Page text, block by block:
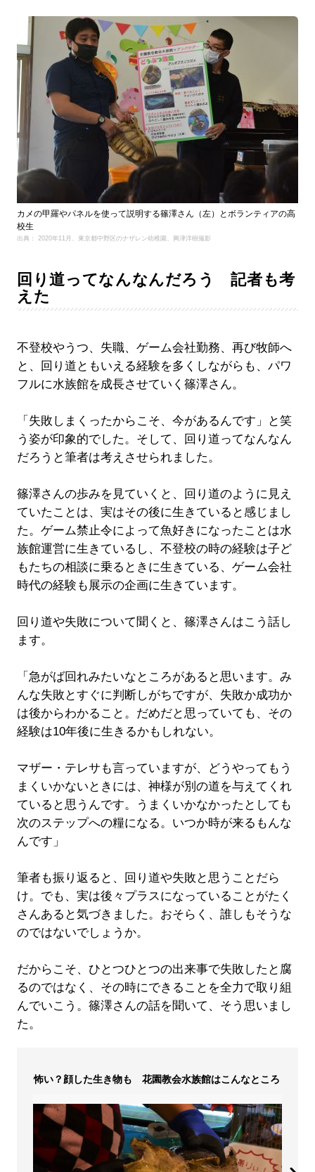
カメの甲羅やパネルを使って説明する篠澤さん（左）とボランティアの高
校生
出典： 2020年11月、東京都中野区のナザレン幼稚園、興津洋樹撮影
回り道ってなんなんだろう 記者も考
えた
不登校やうつ、失職、ゲーム会社勤務、再び牧師へ
と、回り道ともいえる経験を多くしながらも、パワ
フルに水族館を成長させていく篠澤さん。
「失敗しまくったからこそ、今があるんです」と笑
う姿が印象的でした。そして、回り道ってなんなん
だろうと筆者は考えさせられました。
篠澤さんの歩みを見ていくと、回り道のように見え
ていたことは、実はその後に生きていると感じまし
た。ゲーム禁止令によって魚好きになったことは水
族館運営に生きているし、不登校の時の経験は子ど
もたちの相談に乗るときに生きている、ゲーム会社
時代の経験も展示の企画に生きています。
回り道や失敗について聞くと、篠澤さんはこう話し
ます。
「急がば回れみたいなところがあると思います。み
んな失敗とすぐに判断しがちですが、失敗か成功か
は後からわかること。だめだと思っていても、その
経験は10年後に生きるかもしれない。
マザー・テレサも言っていますが、どうやってもう
まくいかないときには、神様が別の道を与えてくれ
ていると思うんです。うまくいかなかったとしても
次のステップへの糧になる。いつか時が来るもんな
んです」
筆者も振り返ると、回り道や失敗と思うことだら
け。でも、実は後々プラスになっていることがたく
さんあると気づきました。おそらく、誰しもそうな
のではないでしょうか。
だからこそ、ひとつひとつの出来事で失敗したと腐
るのではなく、その時にできることを全力で取り組
んでいこう。篠澤さんの話を聞いて、そう思いまし
た。
怖い？顔した生き物も 花園教会水族館はこんなところ